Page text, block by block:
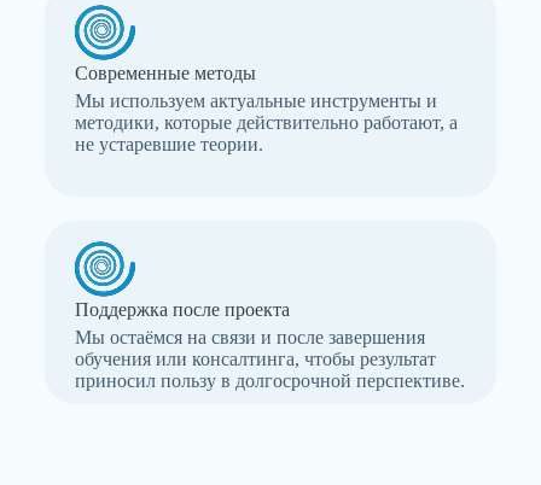
Современные методы
Мы используем актуальные инструменты и
методики, которые действительно работают, а
не устаревшие теории.
Поддержка после проекта
Мы остаёмся на связи и после завершения
обучения или консалтинга, чтобы результат
приносил пользу в долгосрочной перспективе.